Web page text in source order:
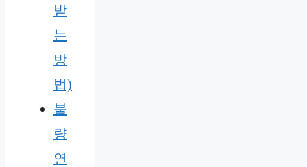
받
는
방
법)
불
량
연